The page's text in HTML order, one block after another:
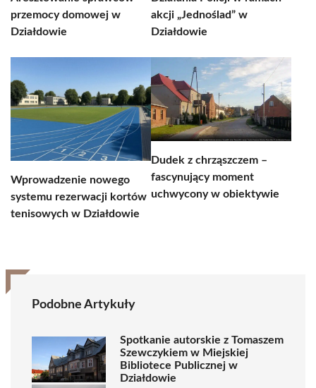
przemocy domowej w
Działdowie
akcji „Jednoślad” w
Działdowie
Wprowadzenie nowego
systemu rezerwacji kortów
tenisowych w Działdowie
Dudek z chrząszczem –
fascynujący moment
uchwycony w obiektywie
Podobne Artykuły
Spotkanie autorskie z Tomaszem
Szewczykiem w Miejskiej
Bibliotece Publicznej w
Działdowie